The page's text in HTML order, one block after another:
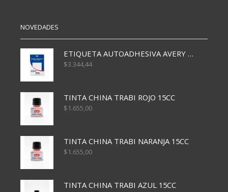
NOVEDADES
ETIQUETA AUTOADHESIVA AVERY 3026 30H 20 X 70
$3.344,44
TINTA CHINA TRABI ROJO 15CC
$1.655,00
TINTA CHINA TRABI NARANJA 15CC
$1.655,00
TINTA CHINA TRABI AZUL 15CC